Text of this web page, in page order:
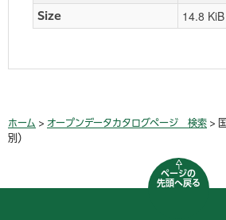
Size 14.8 KiB
ホーム > オープンデータカタログページ 検索 >
別）
ページの
先頭へ戻る